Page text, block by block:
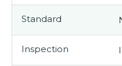
Standard
Inspection